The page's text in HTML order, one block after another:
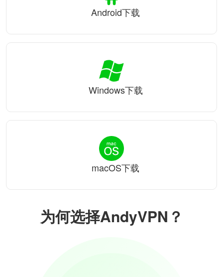
为何选择AndyVPN？
Android下载
Windows下载
macOS下载